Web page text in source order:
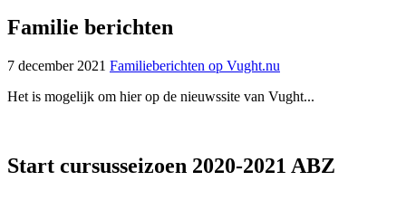
Familie berichten
7 december 2021 Familieberichten op Vught.nu
Het is mogelijk om hier op de nieuwssite van Vught...
Start cursusseizoen 2020-2021 ABZ